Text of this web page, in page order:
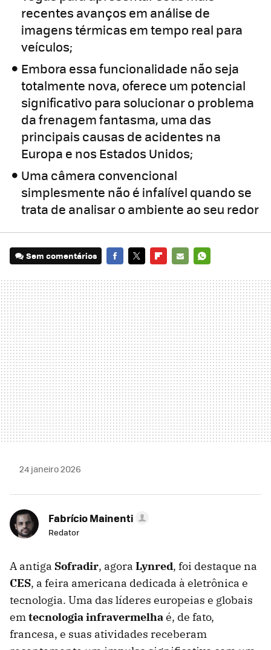
recentes avanços em análise de
imagens térmicas em tempo real para
veículos;
Embora essa funcionalidade não seja
totalmente nova, oferece um potencial
significativo para solucionar o problema
da frenagem fantasma, uma das
principais causas de acidentes na
Europa e nos Estados Unidos;
Uma câmera convencional
simplesmente não é infalível quando se
trata de analisar o ambiente ao seu redor
Sem comentários
MAIL
24 janeiro 2026
Fabrício Mainenti
Redator
A antiga Sofradir, agora Lynred, foi destaque na
CES, a feira americana dedicada à eletrônica e
tecnologia. Uma das líderes europeias e globais
emtecnologia infravermelhaé, de fato,
francesa, e suas atividades receberam